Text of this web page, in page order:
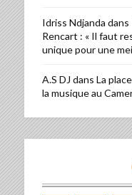
Idriss Ndjanda dans
Rencart : « Il faut
unique pour une
A.S DJ dans La
la musique au